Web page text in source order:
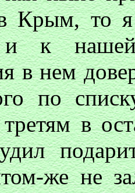
то я
и к
в нем
по
третям в
же не